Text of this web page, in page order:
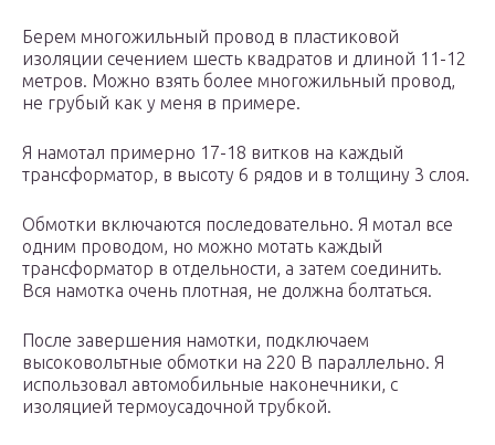
Берем многожильный провод в пластиковой
изоляции сечением шесть квадратов и длиной 11-12
метров. Можно взять более многожильный провод,
не грубый как у меня в примере.
Я намотал примерно 17-18 витков на каждый
трансформатор, в высоту 6 рядов и в толщину 3 слоя.
Обмотки включаются последовательно. Я мотал все
одним проводом, но можно мотать каждый
трансформатор в отдельности, а затем соединить.
Вся намотка очень плотная, не должна болтаться.
После завершения намотки, подключаем
высоковольтные обмотки на 220 В параллельно. Я
использовал автомобильные наконечники, с
изоляцией термоусадочной трубкой.